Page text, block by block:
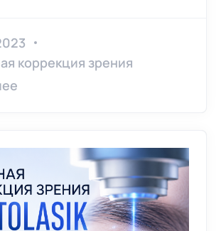
коррекция зрения